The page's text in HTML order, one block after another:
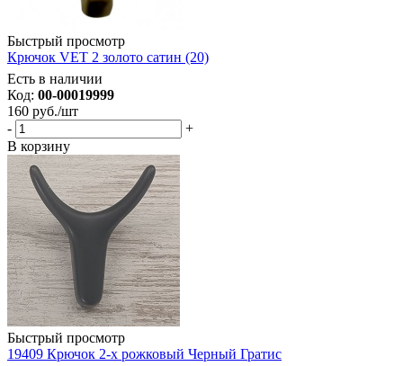
Быстрый просмотр
Крючок VET 2 золото сатин (20)
Есть в наличии
Код: 00-00019999
160 руб./шт
-
+
В корзину
Быстрый просмотр
19409 Крючок 2-х рожковый Черный Гратис